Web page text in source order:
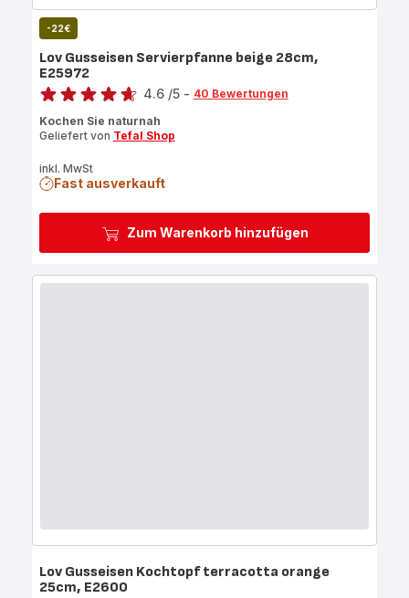
Zum Warenkorb hinzufügen
-22€
Lov Gusseisen Servierpfanne beige 28cm,
E25972
Bewertung
4.6 /5 - 40 Bewertungen
Kochen Sie naturnah
Geliefert von Tefal Shop
inkl. MwSt
Fast ausverkauft
Lov Gusseisen Kochtopf terracotta orange
25cm, E2600
Bewertung